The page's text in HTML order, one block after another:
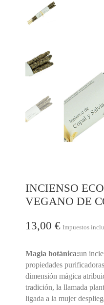
INCIENSO
VEGANO DE
13,00 € Impuestos
Magia botánica:un
propiedades
dimensión mágica
tradición, la llamada
ligada a la mujer